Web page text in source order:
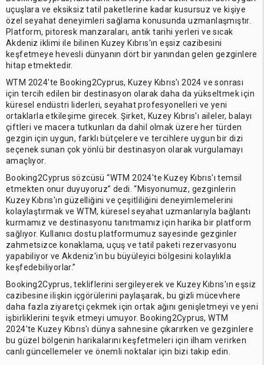
uçuşlara ve eksiksiz tatil paketlerine kadar kusursuz ve kişiye
özel seyahat deneyimleri sağlama konusunda uzmanlaşmıştır.
Platform, pitoresk manzaraları, antik tarihi yerleri ve sıcak
Akdeniz iklimi ile bilinen Kuzey Kıbrıs'ın eşsiz cazibesini
keşfetmeye hevesli dünyanın dört bir yanından gelen gezginlere
hitap etmektedir.
WTM 2024'te Booking2Cyprus, Kuzey Kıbrıs'ı 2024 ve sonrası
için tercih edilen bir destinasyon olarak daha da yükseltmek için
küresel endüstri liderleri, seyahat profesyonelleri ve yeni
ortaklarla etkileşime girecek. Şirket, Kuzey Kıbrıs'ı aileler, balayı
çiftleri ve macera tutkunları da dahil olmak üzere her türden
gezgin için uygun, farklı bütçelere ve tercihlere uygun bir dizi
seçenek sunan çok yönlü bir destinasyon olarak vurgulamayı
amaçlıyor.
Booking2Cyprus sözcüsü “WTM 2024'te Kuzey Kıbrıs'ı temsil
etmekten onur duyuyoruz” dedi. “Misyonumuz, gezginlerin
Kuzey Kıbrıs'ın güzelliğini ve çeşitliliğini deneyimlemelerini
kolaylaştırmak ve WTM, küresel seyahat uzmanlarıyla bağlantı
kurmamız ve destinasyonu tanıtmamız için harika bir platform
sağlıyor. Kullanıcı dostu platformumuz sayesinde gezginler
zahmetsizce konaklama, uçuş ve tatil paketi rezervasyonu
yapabiliyor ve Akdeniz'in bu büyüleyici bölgesini kolaylıkla
keşfedebiliyorlar.”
Booking2Cyprus, tekliflerini sergileyerek ve Kuzey Kıbrıs'ın eşsiz
cazibesine ilişkin içgörülerini paylaşarak, bu gizli mücevhere
daha fazla ziyaretçi çekmek için ortak ağını genişletmeyi ve yeni
işbirliklerini teşvik etmeyi umuyor. Booking2Cyprus, WTM
2024'te Kuzey Kıbrıs'ı dünya sahnesine çıkarırken ve gezginlere
bu güzel bölgenin harikalarını keşfetmeleri için ilham verirken
canlı güncellemeler ve önemli noktalar için bizi takip edin.